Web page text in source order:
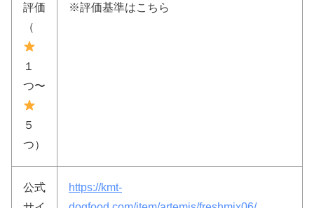
評価
（
１
つ〜
５
つ）
※評価基準はこちら
公式
https://kmt-